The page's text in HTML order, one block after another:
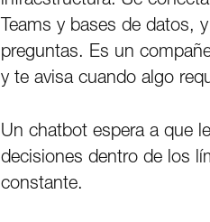
Teams y bases de datos,
preguntas. Es un
y te avisa cuando algo
Un chatbot espera a que
decisiones dentro de los
constante.